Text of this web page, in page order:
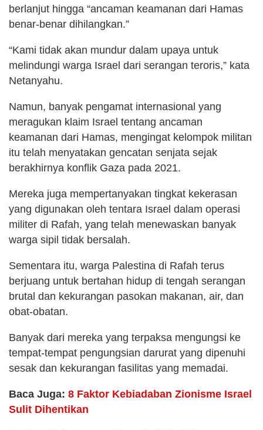
berlanjut hingga “ancaman keamanan dari Hamas
benar-benar dihilangkan.”
“Kami tidak akan mundur dalam upaya untuk
melindungi warga Israel dari serangan teroris,” kata
Netanyahu.
Namun, banyak pengamat internasional yang
meragukan klaim Israel tentang ancaman
keamanan dari Hamas, mengingat kelompok militan
itu telah menyatakan gencatan senjata sejak
berakhirnya konflik Gaza pada 2021.
Mereka juga mempertanyakan tingkat kekerasan
yang digunakan oleh tentara Israel dalam operasi
militer di Rafah, yang telah menewaskan banyak
warga sipil tidak bersalah.
Sementara itu, warga Palestina di Rafah terus
berjuang untuk bertahan hidup di tengah serangan
brutal dan kekurangan pasokan makanan, air, dan
obat-obatan.
Banyak dari mereka yang terpaksa mengungsi ke
tempat-tempat pengungsian darurat yang dipenuhi
sesak dan kekurangan fasilitas yang memadai.
Baca Juga: 8 Faktor Kebiadaban Zionisme Israel
Sulit Dihentikan